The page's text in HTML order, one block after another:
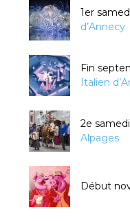
1er
d’Annecy
Fin
Italien
2e
Alpages
Début